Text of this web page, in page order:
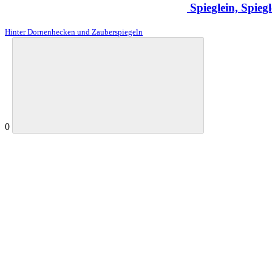
Spieglein,
Hinter Dornenhecken und Zauberspiegeln
0